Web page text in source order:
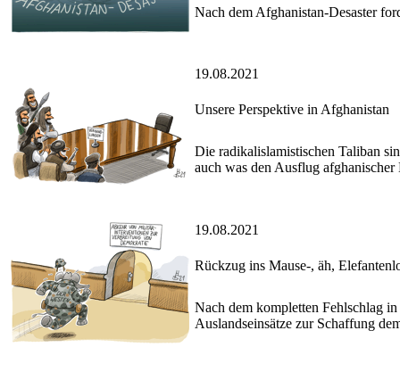
Nach dem Afghanistan-Desaster
19.08.2021
Unsere Perspektive in Afghanistan
Die radikalislamistischen Taliban
auch was den Ausflug
19.08.2021
Rückzug ins Mause-, äh,
Nach dem kompletten Fehlschlag
Auslandseinsätze zur Schaffung